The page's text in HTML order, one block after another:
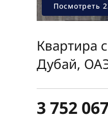
Посмотреть
Квартира
Дубай,
3 752